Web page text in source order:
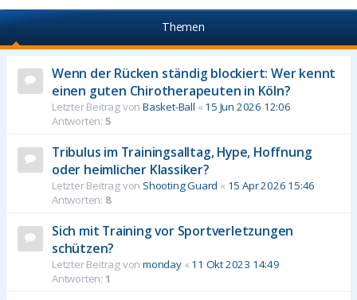
Themen
Wenn der Rücken ständig blockiert: Wer kennt
einen guten Chirotherapeuten in Köln?
Letzter Beitrag von Basket-Ball « 15 Jun 2026 12:06
Antworten: 5
Tribulus im Trainingsalltag, Hype, Hoffnung
oder heimlicher Klassiker?
Letzter Beitrag von Shooting Guard « 15 Apr 2026 15:46
Antworten: 8
Sich mit Training vor Sportverletzungen
schützen?
Letzter Beitrag von monday« 11 Okt 2023 14:49
Antworten: 1